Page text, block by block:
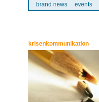
brand news events
krisenkommunikation